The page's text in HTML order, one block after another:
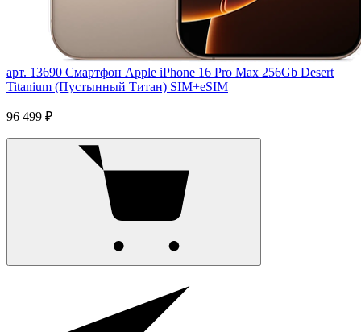
арт. 13690 Смартфон Apple iPhone 16 Pro Max 256Gb Desert
Titanium (Пустынный Титан) SIM+eSIM
96 499 ₽